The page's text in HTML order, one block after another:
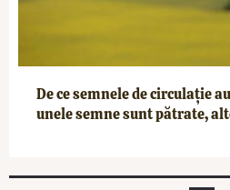
De ce semnele de circulație
unele semne sunt pătrate,